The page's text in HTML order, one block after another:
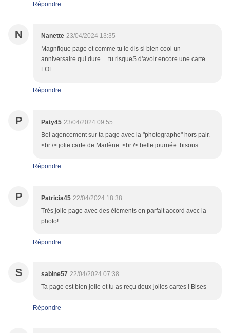
Répondre
N Nanette 23/04/2024 13:35
Magnfique page et comme tu le dis si bien cool un
anniversaire qui dure ... tu risqueS d'avoir encore une carte
LOL
Répondre
P Paty45 23/04/2024 09:55
Bel agencement sur ta page avec la "photographe" hors pair.
<br /> jolie carte de Marlène. <br /> belle journée. bisous
Répondre
P Patricia45 22/04/2024 18:38
Très jolie page avec des éléments en parfait accord avec la
photo!
Répondre
S sabine57 22/04/2024 07:38
Ta page est bien jolie et tu as reçu deux jolies cartes ! Bises
Répondre